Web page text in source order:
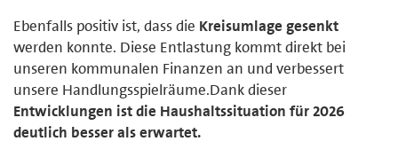
Ebenfalls positiv ist, dass die Kreisumlage gesenkt
werden konnte. Diese Entlastung kommt direkt bei
unseren kommunalen Finanzen an und verbessert
unsere Handlungsspielräume.Dank dieser
Entwicklungen ist die Haushaltssituation für 2026
deutlich besser als erwartet.